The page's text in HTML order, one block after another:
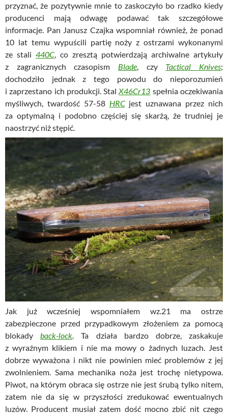
przyznać, że pozytywnie mnie to zaskoczyło bo rzadko kiedy
producenci mają odwagę podawać tak szczegółowe
informacje. Pan Janusz Czajka wspomniał również, że ponad
10 lat temu wypuścili partię noży z ostrzami wykonanymi
ze stali 440C, co zresztą potwierdzają archiwalne artykuły
z zagranicznych czasopism Blade, czy Tactical Knives;
dochodziło jednak z tego powodu do nieporozumień
i zaprzestano ich produkcji. StalX46Cr13 spełnia oczekiwania
myśliwych, twardość 57-58 HRCjest uznawana przez nich
za optymalną i podobno częściej się skarżą, że trudniej je
naostrzyć niż stępić.
Jak już wcześniej wspomniałem wz.21 ma ostrze
zabezpieczone przed przypadkowym złożeniem za pomocą
blokady back-lock . Ta działa bardzo dobrze, zaskakuje
z wyraźnym klikiem i nie ma mowy o żadnych luzach. Jest
dobrze wyważona i nikt nie powinien mieć problemów z jej
zwolnieniem. Sama mechanika noża jest trochę nietypowa.
Piwot, na którym obraca się ostrze nie jest śrubą tylko nitem,
zatem nie da się w przyszłości zredukować ewentualnych
luzów. Producent musiał zatem dość mocno zbić nit czego